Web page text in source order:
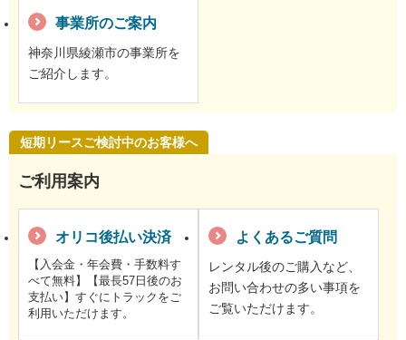
事業所のご案内
神奈川県綾瀬市の事業所を
ご紹介します。
短期リースご検討中のお客様へ
ご利用案内
オリコ後払い決済
【入会金・年会費・手数料す
べて無料】【最長57日後のお
支払い】すぐにトラックをご
利用いただけます。
よくあるご質問
レンタル後のご購入など、
お問い合わせの多い事項を
ご覧いただけます。